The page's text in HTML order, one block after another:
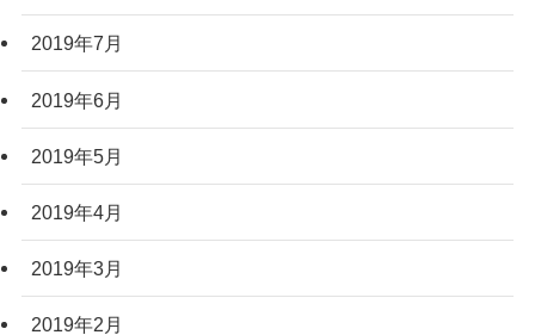
2019年7月
2019年6月
2019年5月
2019年4月
2019年3月
2019年2月